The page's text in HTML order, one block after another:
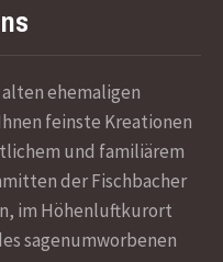
ehemaligen
feinste Kreationen
und familiärem
der Fischbacher
im Höhenluftkurort
sagenumworbenen